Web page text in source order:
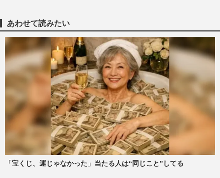
週刊女性PRIME
中条あやみ＆伊藤淳史の『TOKYO MER』
スペシャルドラマ撮影現場を目撃！“失敗
の要素”が見当たらない作品…
週刊女性2023年3月21日号 2023/3/8
映画『TOKYO MER』で共演、
SixTONES・ジェシーの誕生日に中条あや
みが“匂わせ”インスタ投稿か「らしいよ…
週刊女性PRIME
鈴木亮平『TOKYO MER』劇場版ロケを目
あわせて読みたい
「宝くじ、運じゃなかった」当たる人は“同じこと”してる